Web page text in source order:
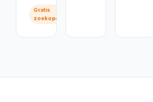
Gratis
zoekopdracht